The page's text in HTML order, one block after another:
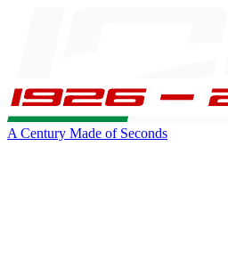
A Century Made of Seconds